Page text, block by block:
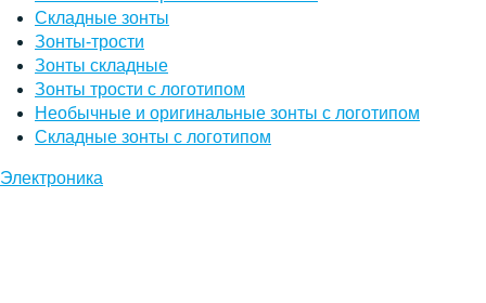
Складные зонты
Зонты-трости
Зонты складные
Зонты трости с логотипом
Необычные и оригинальные зонты с логотипом
Складные зонты с логотипом
Электроника